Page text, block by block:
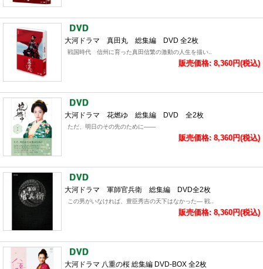
大河ドラマ 真田丸 総集編 DVD 全2枚
戦国時代 信州に育った真田信繁の激動の人生を描い..
販売価格: 8,360円(税込)
大河ドラマ 花燃ゆ 総集編 DVD 全2枚
ただ、明日のその先のために――
販売価格: 8,360円(税込)
大河ドラマ 軍師官兵衛 総集編 DVD全2枚
この男がいなければ、豊臣秀吉の天下はなかった― 戦..
販売価格: 8,360円(税込)
大河ドラマ 八重の桜 総集編 DVD-BOX 全2枚